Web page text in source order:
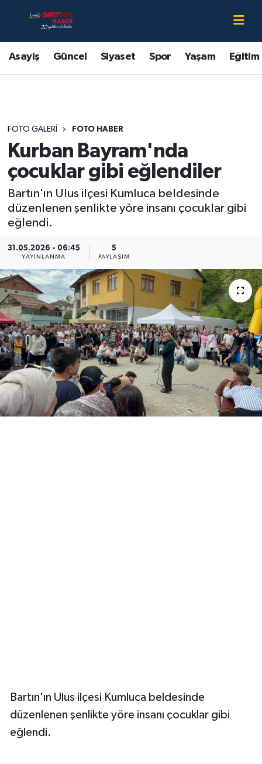
Asayiş Güncel Siyaset Spor Yaşam Eğitim
FOTO GALERI FOTO HABER
Kurban Bayram'nda
çocuklar gibi eğlendiler
Bartın'ın Ulus ilçesi Kumluca beldesinde
düzenlenen şenlikte yöre insanı çocuklar gibi
eğlendi.
31.05.2026 - 06:45
YAYINLANMA
5
PAYLAŞIM
Bartın'ın Ulus ilçesi Kumluca beldesinde
düzenlenen şenlikte yöre insanı çocuklar gibi
eğlendi.
Asayiş
Bartın Hakkında
Eğitim
Ekonomi
Güncel
Kültür-Sanat
Magazin
Medya
Sağlık
Sinema
Sivil Toplum
Siyaset
Bartın Nöbetçi Eczaneler
Bartın Hava Durumu
Bartın Trafik Yoğunluk Haritası
Süper Lig Puan Durumu ve Fikstür
Tüm Manşetler
Son Dakika Haberleri
Haber Arşivi